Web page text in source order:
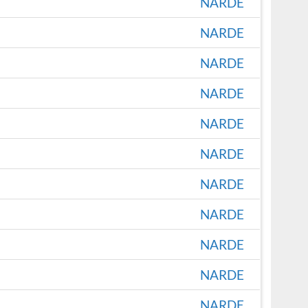
NARDE
NARDE
NARDE
NARDE
NARDE
NARDE
NARDE
NARDE
NARDE
NARDE